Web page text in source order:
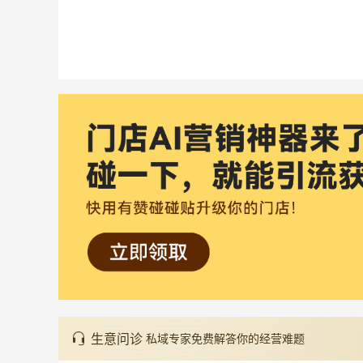
生意问诊 私域专家免费解答你的经营难题